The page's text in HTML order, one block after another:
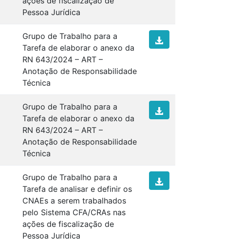
Pessoa Jurídica
Grupo de Trabalho para a
Tarefa de elaborar o anexo da
RN 643/2024 – ART –
Anotação de Responsabilidade
Técnica
Grupo de Trabalho para a
Tarefa de elaborar o anexo da
RN 643/2024 – ART –
Anotação de Responsabilidade
Técnica
Grupo de Trabalho para a
Tarefa de analisar e definir os
CNAEs a serem trabalhados
pelo Sistema CFA/CRAs nas
ações de fiscalização de
Pessoa Jurídica